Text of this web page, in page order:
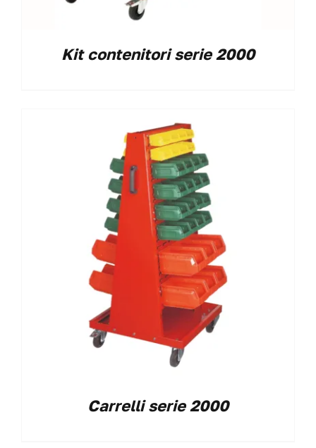
Kit contenitori serie 2000
Carrelli serie 2000